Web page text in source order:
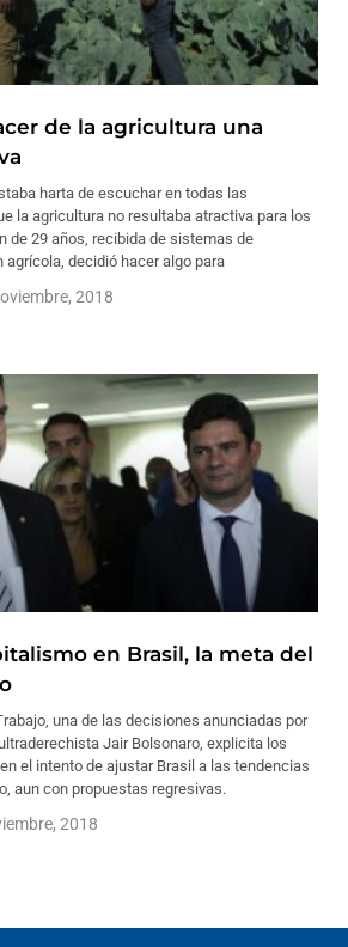
de la agricultura una
harta de escuchar en todas las
la agricultura no resultaba atractiva para los
de 29 años, recibida de sistemas de
decidió hacer algo para
2018
en Brasil, la meta del
una de las decisiones anunciadas por
Jair Bolsonaro, explicita los
el intento de ajustar Brasil a las tendencias
aun con propuestas regresivas.
2018